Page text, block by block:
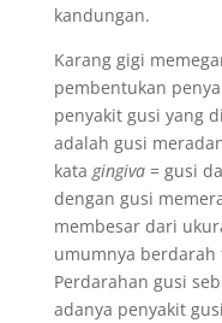
kandungan.
Karang gigi
pembentukan
penyakit gusi yang
adalah gusi
kata gingiva= gusi
dengan gusi
membesar dari
umumnya berdarah
Perdarahan gusi
adanya penyakit